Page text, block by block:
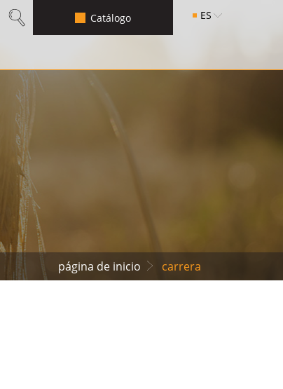
Catálogo ES
página de inicio carrera